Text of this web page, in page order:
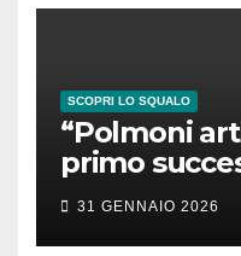
SCOPRI LO SQUALO
“Polmoni
primo
31 GENNAIO 2026